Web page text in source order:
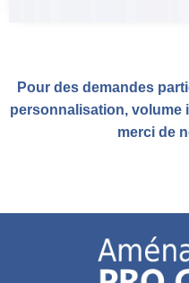
Pour des demandes
personnalisation,
merci de